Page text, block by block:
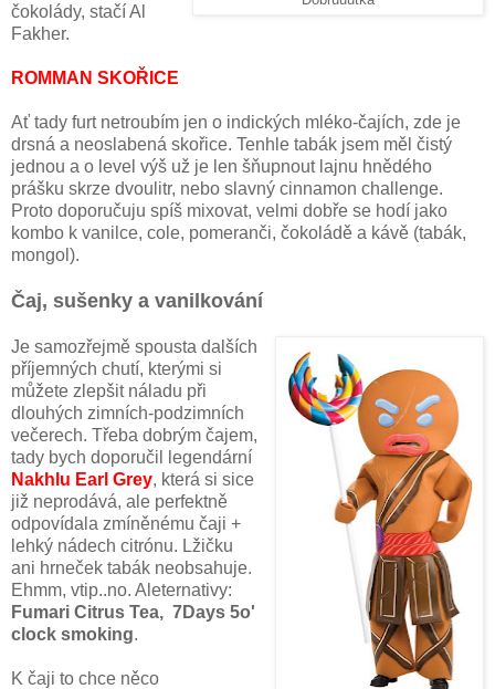
čokolády, stačí Al
Fakher.
ROMMAN SKOŘICE
Ať tady furt netroubím jen o indických mléko-čajích, zde je
drsná a neoslabená skořice. Tenhle tabák jsem měl čistý
jednou a o level výš už je len šňupnout lajnu hnědého
prášku skrze dvoulitr, nebo slavný cinnamon challenge.
Proto doporučuju spíš mixovat, velmi dobře se hodí jako
kombo k vanilce, cole, pomeranči, čokoládě a kávě (tabák,
mongol).
Čaj, sušenky a vanilkování
Je samozřejmě spousta dalších
příjemných chutí, kterými si
můžete zlepšit náladu při
dlouhých zimních-podzimních
večerech. Třeba dobrým čajem,
tady bych doporučil legendární
Nakhlu Earl Grey, která si sice
již neprodává, ale perfektně
odpovídala zmíněnému čaji +
lehký nádech citrónu. Lžičku
ani hrneček tabák neobsahuje.
Ehmm, vtip..no. Aleternativy:
Fumari Citrus Tea, 7Days 5o'
clock smoking.
K čaji to chce něco